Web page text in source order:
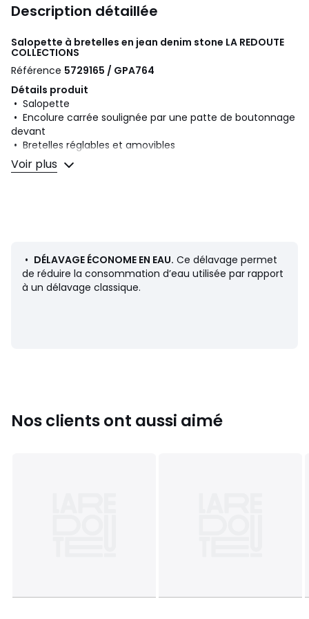
Description détaillée
Salopette à bretelles en jean denim stone LA REDOUTE
COLLECTIONS
Référence 5729165 / GPA764
Détails produit
• Salopette
• Encolure carrée soulignée par une patte de boutonnage
devant
• Bretelles réglables et amovibles
• Taille boutonnée sur les côtés
• Haut du dos arrondi
• Température de lavage 30°
• Température de repassage moyenne / blanchiment
interdit
• Ne pas sécher en tambour
Voir plus
• DÉLAVAGE ÉCONOME EN EAU. Ce délavage permet
de réduire la consommation d’eau utilisée par rapport
à un délavage classique.
Nos clients ont aussi aimé